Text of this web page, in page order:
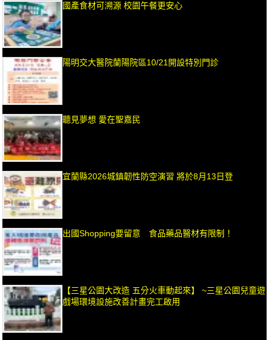
國產食材可溯源 校園午餐更安心
陽明交大醫院蘭陽院區10/21開設特別門診
聽見夢想 愛在聖嘉民
宜蘭縣2026城鎮韌性防空演習 將於8月13日登
出國Shopping要留意 食品藥品醫材有限制！
【三星公園大改造 五分火車動起來】 ~三星公園兒童遊
戲場環境設施改善計畫完工啟用